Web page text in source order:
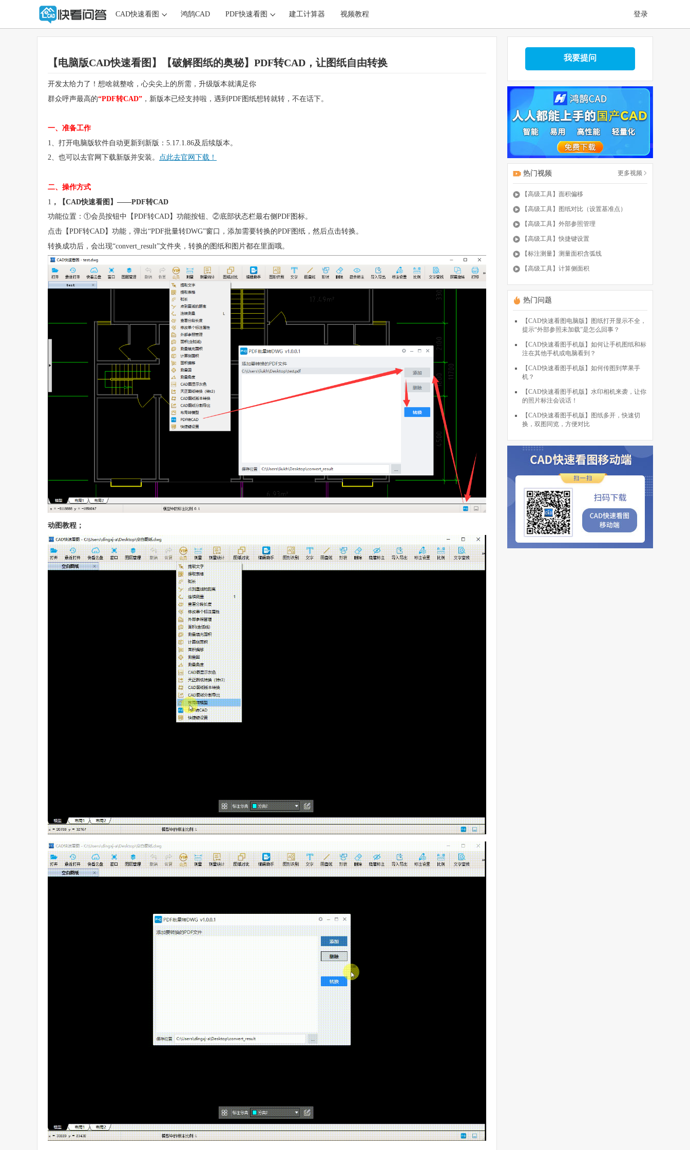
CAD快速看图 鸿鹄CAD PDF快速看图 建工计算器 视频教程 登录
【电脑版CAD快速看图】【破解图纸的奥秘】PDF转CAD，让图纸自由转换
开发太给力了！想啥就整啥，心尖尖上的所需，升级版本就满足你
群众呼声最高的“PDF转CAD” ，新版本已经支持啦，遇到PDF图纸想转就转，不在话下。
一、准备工作
1、打开电脑版软件自动更新到新版：5.17.1.86及后续版本。
2、也可以去官网下载新版并安装。 点此去官网下载！
二、操作方式
1 ，【CAD快速看图】——PDF转CAD
功能位置：①会员按钮中【PDF转CAD】功能按钮、②底部状态栏最右侧PDF图标。
点击【PDF转CAD】功能，弹出“PDF批量转DWG”窗口，添加需要转换的PDF图纸，然后点击转换。
转换成功后，会出现“convert_result”文件夹，转换的图纸和图片都在里面哦。
动图教程；
我要提问
热门视频 更多视频
【高级工具】面积偏移
【高级工具】图纸对比（设置基准点）
【高级工具】外部参照管理
【高级工具】快捷键设置
【标注测量】测量面积含弧线
【高级工具】计算侧面积
热门问题
【CAD快速看图电脑版】图纸打开显示不全，
提示“外部参照未加载”是怎么回事？
【CAD快速看图手机版】如何让手机图纸和标
注在其他手机或电脑看到？
【CAD快速看图手机版】如何传图到苹果手
机？
【CAD快速看图手机版】水印相机来袭，让你
的照片标注会说话！
【CAD快速看图手机版】图纸多开，快速切
换，双图同览，方便对比